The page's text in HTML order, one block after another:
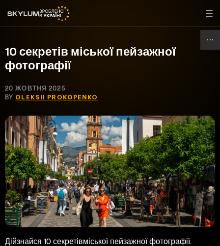
10 секретів міської пейзажної
фотографії
20 ЖОВТНЯ 2025
BY OLEKSII PROKOPENKO
Дійзнайся 10 секретівміської пейзажної фотографії.